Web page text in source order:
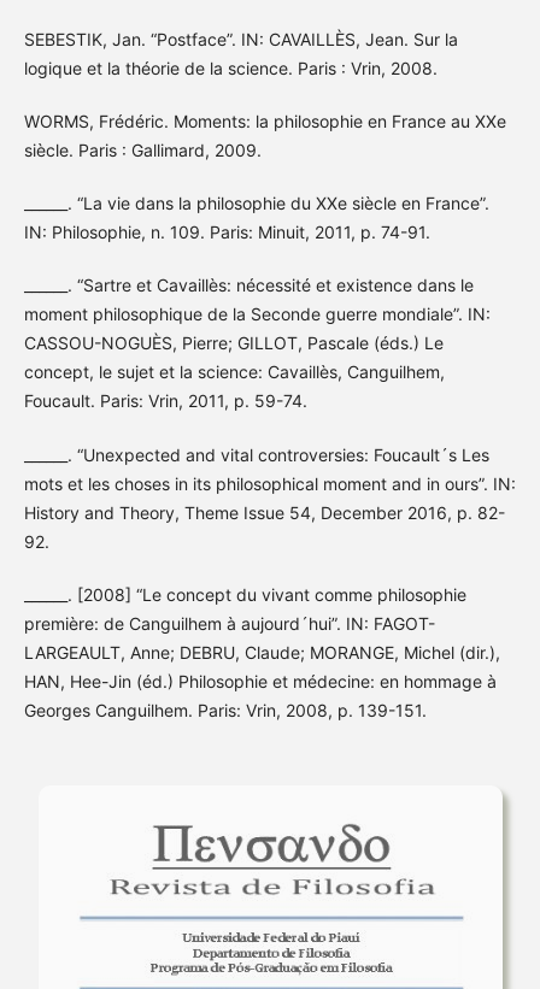
SEBESTIK, Jan. “Postface”. IN: CAVAILLÈS, Jean. Sur la
logique et la théorie de la science. Paris : Vrin, 2008.
WORMS, Frédéric. Moments: la philosophie en France au XXe
siècle. Paris : Gallimard, 2009.
______. “La vie dans la philosophie du XXe siècle en France”.
IN: Philosophie, n. 109. Paris: Minuit, 2011, p. 74-91.
______. “Sartre et Cavaillès: nécessité et existence dans le
moment philosophique de la Seconde guerre mondiale”. IN:
CASSOU-NOGUÈS, Pierre; GILLOT, Pascale (éds.) Le
concept, le sujet et la science: Cavaillès, Canguilhem,
Foucault. Paris: Vrin, 2011, p. 59-74.
______. “Unexpected and vital controversies: Foucault´s Les
mots et les choses in its philosophical moment and in ours”. IN:
History and Theory, Theme Issue 54, December 2016, p. 82-
92.
______. [2008] “Le concept du vivant comme philosophie
première: de Canguilhem à aujourd´hui”. IN: FAGOT-
LARGEAULT, Anne; DEBRU, Claude; MORANGE, Michel (dir.),
HAN, Hee-Jin (éd.) Philosophie et médecine: en hommage à
Georges Canguilhem. Paris: Vrin, 2008, p. 139-151.